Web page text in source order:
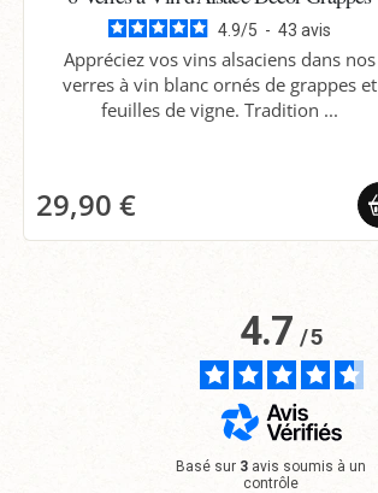
4.9/5 - 43 avis
Appréciez vos vins alsaciens dans nos
verres à vin blanc ornés de grappes et
feuilles de vigne. Tradition ...
29,90 €
4.7/5
Basé sur 3 avis soumis à un
contrôle